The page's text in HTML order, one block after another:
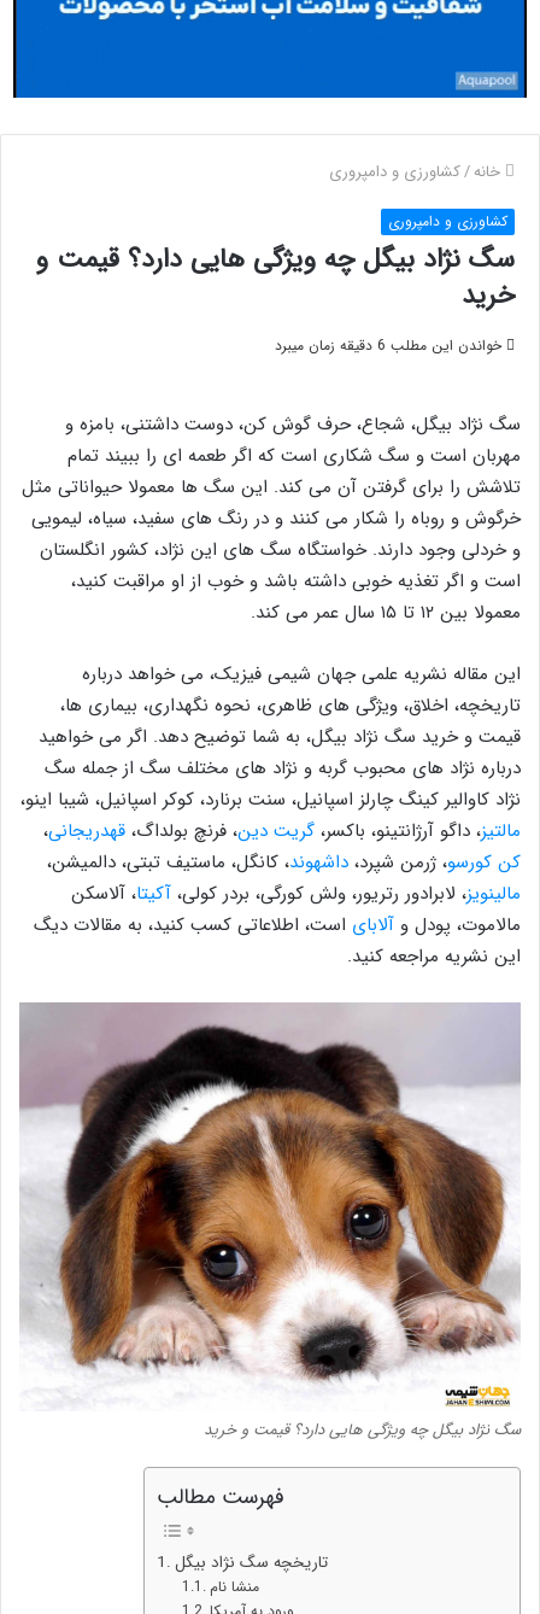
خانه/کشاورزی و دامپروری
کشاورزی و دامپروری
سگ نژاد بیگل چه ویژگی هایی دارد؟ قیمت و
خرید
خواندن این مطلب 6 دقیقه زمان میبرد
سگ نژاد بیگل، شجاع، حرف گوش کن، دوست داشتنی، بامزه و
مهربان است و سگ شکاری است که اگر طعمه ای را ببیند تمام
تلاشش را برای گرفتن آن می کند. این سگ ها معمولا حیواناتی مثل
خرگوش و روباه را شکار می کنند و در رنگ های سفید، سیاه، لیمویی
و خردلی وجود دارند. خواستگاه سگ های این نژاد، کشور انگلستان
است و اگر تغذیه خوبی داشته باشد و خوب از او مراقبت کنید،
معمولا بین ۱۲ تا ۱۵ سال عمر می کند.
این مقاله نشریه علمی جهان شیمی فیزیک، می خواهد درباره
تاریخچه، اخلاق، ویژگی های ظاهری، نحوه نگهداری، بیماری ها،
قیمت و خرید سگ نژاد بیگل، به شما توضیح دهد. اگر می خواهید
درباره نژاد های محبوب گربه و نژاد های مختلف سگ از جمله سگ
نژاد کاوالیر کینگ چارلز اسپانیل، سنت برنارد، کوکر اسپانیل، شیبا اینو،
مالتیز، داگو آرژانتینو، باکسر، گریت دین، فرنچ بولداگ، قهدریجانی،
کن کورسو، ژرمن شپرد، داشهوند، کانگل، ماستیف تبتی، دالمیشن،
مالینویز، لابرادور رتریور، ولش کورگی، بردر کولی، آکیتا، آلاسکن
مالاموت، پودل و آلابای است، اطلاعاتی کسب کنید، به مقالات دیگ
این نشریه مراجعه کنید.
سگ نژاد بیگل چه ویژگی هایی دارد؟ قیمت و خرید
فهرست مطالب
تاریخچه سگ نژاد بیگل
منشا نام